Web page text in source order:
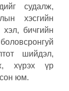
судалж,
хэсгийн
бичгийн
шийдэл,
хүрэх үр
юм.